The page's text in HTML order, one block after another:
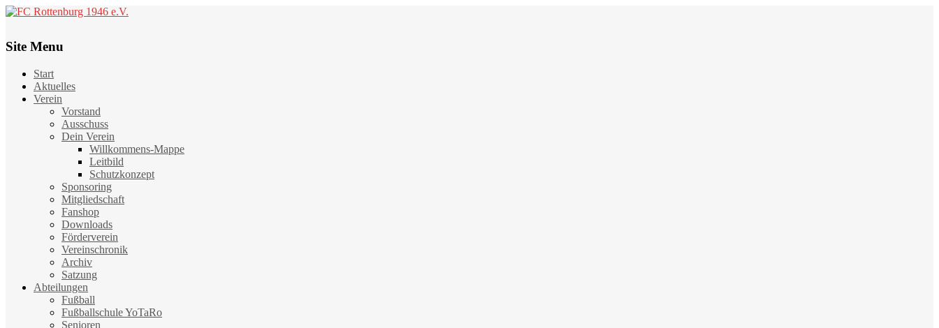
Site Menu
Start
Aktuelles
Verein
Vorstand
Ausschuss
Dein Verein
Willkommens-Mappe
Leitbild
Schutzkonzept
Sponsoring
Mitgliedschaft
Fanshop
Downloads
Förderverein
Vereinschronik
Archiv
Satzung
Abteilungen
Fußball
Fußballschule YoTaRo
Senioren